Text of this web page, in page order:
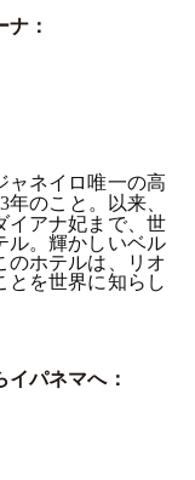
：
ャネイロ唯一の高
年のこと。以来、
イアナ妃まで、世
ル。輝かしいベル
のホテルは、リオ
を世界に知らし
パネマへ：